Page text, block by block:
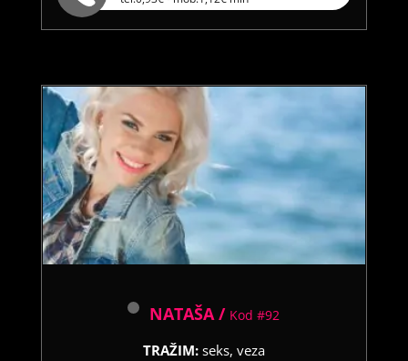
NATAŠA / Kod #92
TRAŽIM: seks, veza